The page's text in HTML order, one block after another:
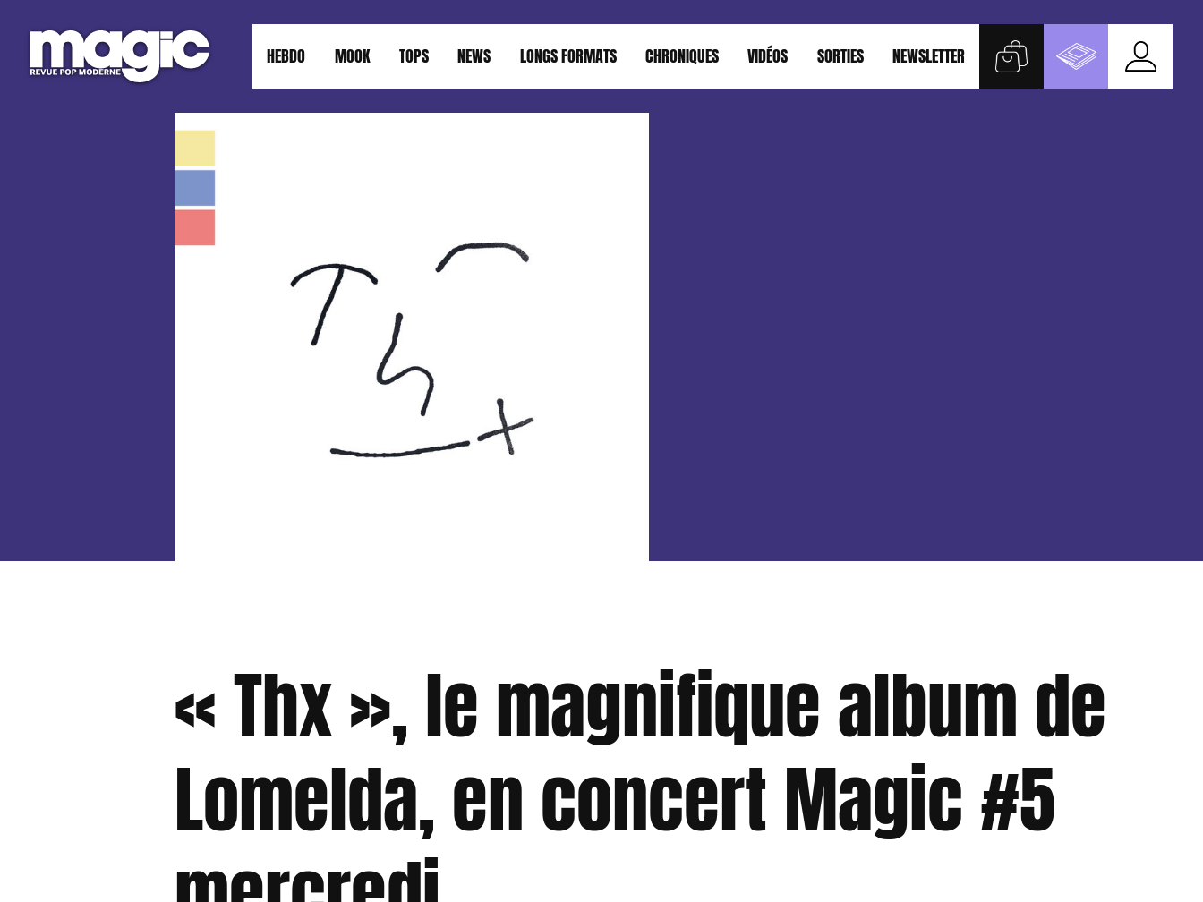
HEBDO MOOK TOPS NEWS LONGS FORMATS CHRONIQUES VIDÉOS SORTIES NEWSLETTER
« Thx », le magnifique album de
Lomelda, en concert Magic #5